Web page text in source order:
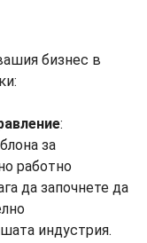
бизнес в
:
за
работно
да започнете да
индустрия.